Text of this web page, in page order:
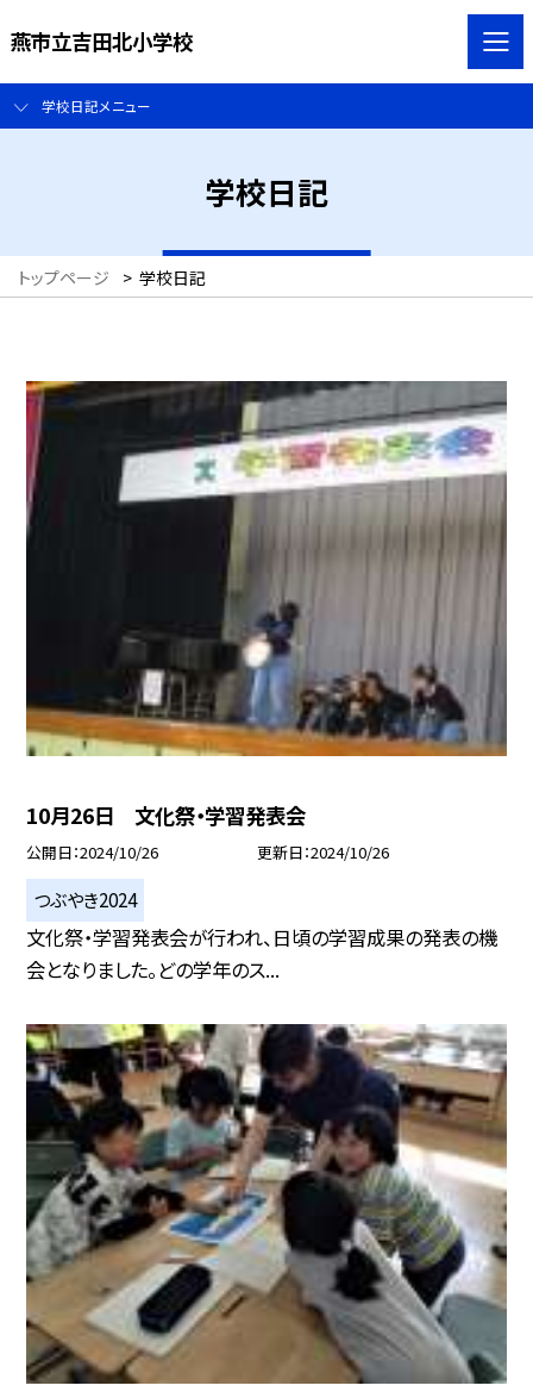
燕市立吉田北小学校
学校日記メニュー
学校日記
トップページ > 学校日記
10月26日 文化祭・学習発表会
公開日 2024/10/26 更新日 2024/10/26
つぶやき2024
文化祭・学習発表会が行われ、日頃の学習成果の発表の機
会となりました。どの学年のス...